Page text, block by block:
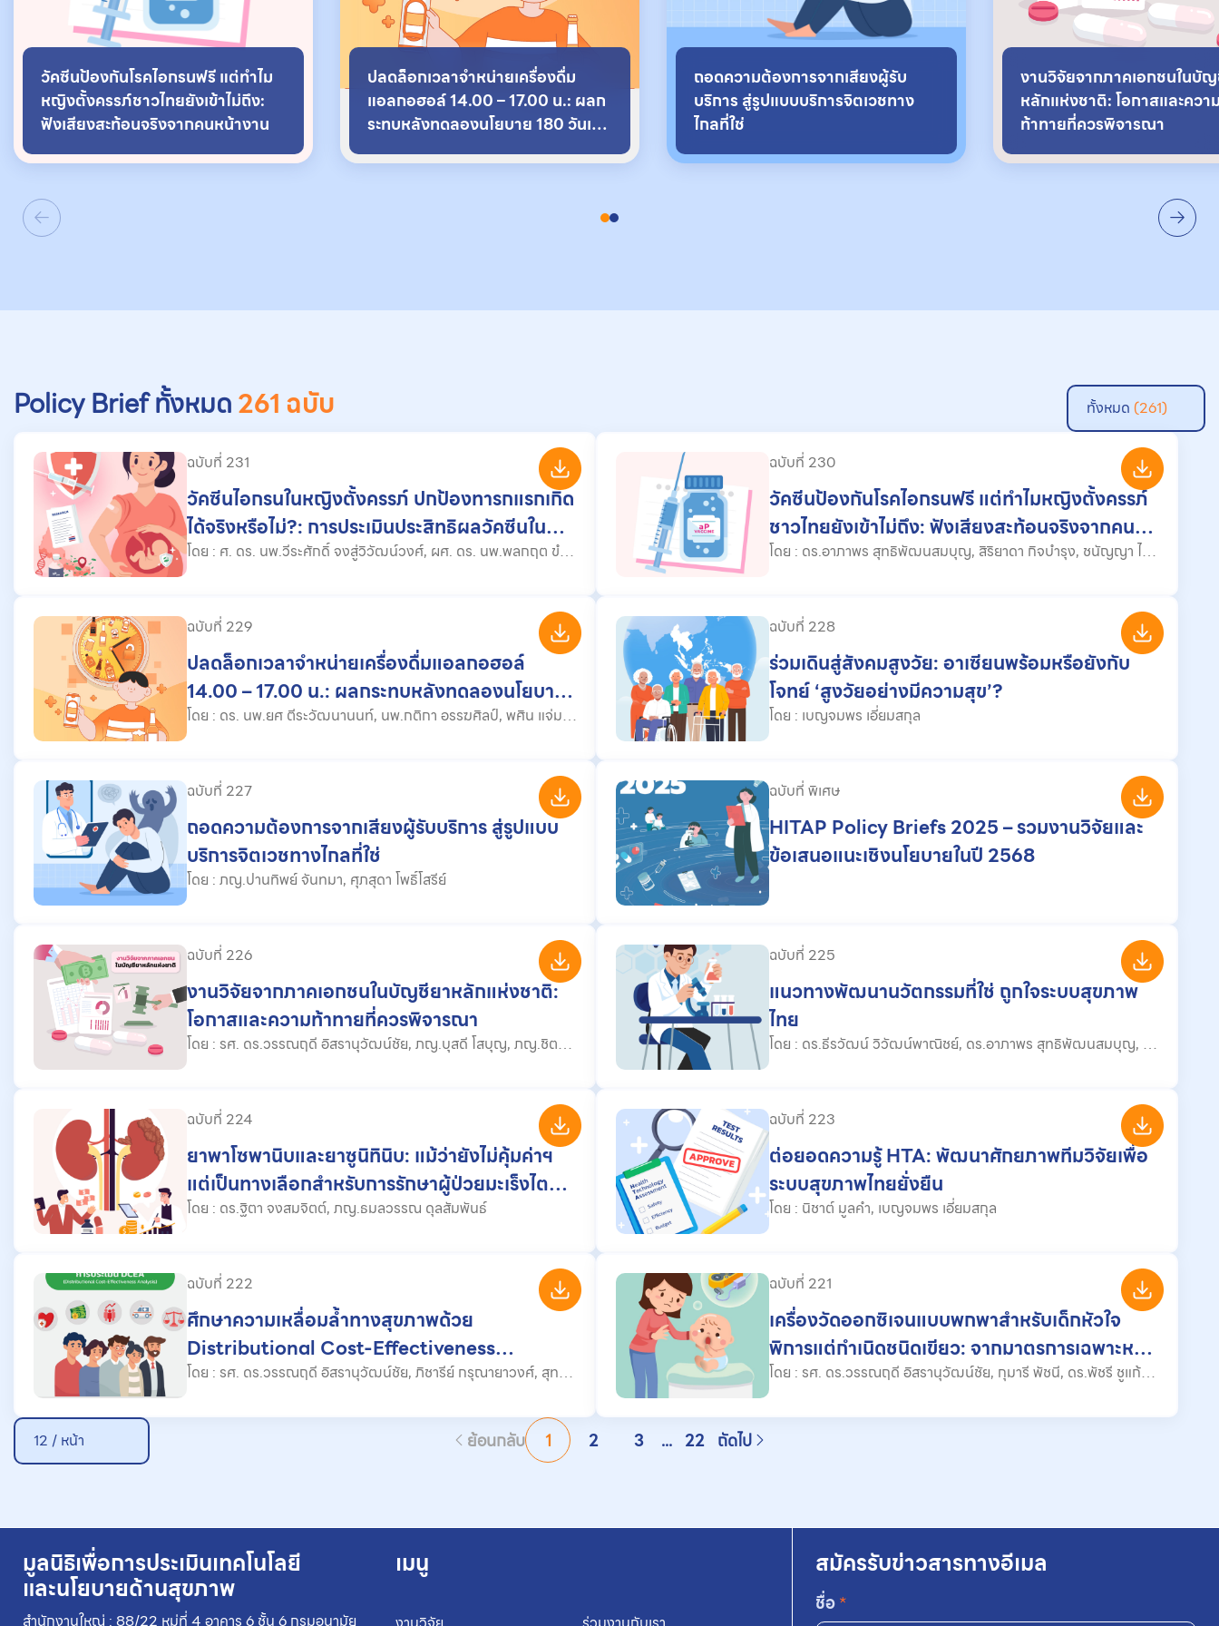
วัคซีนป้องกันโรคไอกรนฟรี แต่ทําไม
หญิงตั้งครรภ์ชาวไทยยังเข้าไม่ถึง:
ฟังเสียงสะท้อนจริงจากคนหน้างาน
ปลดล็อกเวลาจำหน่ายเครื่องดื่ม
แอลกอฮอล์ 14.00 – 17.00 น.: ผลก
ระทบหลังทดลองนโยบาย 180 วันเป็น
อย่างไร?
ถอดความต้องการจากเสียงผู้รับ
บริการ สู่รูปแบบบริการจิตเวชทาง
ไกลที่ใช่
งานวิจัยจากภาคเอกชนในบั
หลักแห่งชาติ: โอกาสและควา
ท้าทายที่ควรพิจารณา
Policy Brief ทั้งหมด261 ฉบับ ทั้งหมด (261)
ฉบับที่ 231
วัคซีนไอกรนในหญิงตั้งครรภ์ ปกป้องทารกแรกเกิด
ได้จริงหรือไม่?: การประเมินประสิทธิผลวัคซีนใน
สถานการณ์ระบาดจริง
โดย : ศ. ดร. นพ.วีระศักดิ์ จงสู่วิวัฒน์วงศ์, ผศ. ดร. นพ.พลกฤต ขํา
ฉบับที่ 230
วัคซีนป้องกันโรคไอกรนฟรี แต่ทําไมหญิงตั้งครรภ์
ชาวไทยยังเข้าไม่ถึง: ฟังเสียงสะท้อนจริงจากคน
หน้างาน
โดย : ดร.อาภาพร สุทธิพัฒนสมบุญ, สิริยาดา กิจบำรุง, ชนัญญา ไพร
ฉบับที่ 229
ปลดล็อกเวลาจำหน่ายเครื่องดื่มแอลกอฮอล์
14.00 – 17.00 น.: ผลกระทบหลังทดลองนโยบาย
180 วันเป็นอย่างไร?
โดย : ดร. นพ.ยศ ตีระวัฒนานนท์, นพ.กติกา อรรฆศิลป์, พศิน แจ่ม
ฉบับที่ 228
ร่วมเดินสู่สังคมสูงวัย: อาเซียนพร้อมหรือยังกับ
โจทย์ ‘สูงวัยอย่างมีความสุข’?
โดย : เบญจมพร เอี่ยมสกุล
ฉบับที่ 227
ถอดความต้องการจากเสียงผู้รับบริการ สู่รูปแบบ
บริการจิตเวชทางไกลที่ใช่
โดย : ภญ.ปานทิพย์ จันทมา, ศุภสุดา โพธิ์โสรีย์
ฉบับที่ พิเศษ
HITAP Policy Briefs 2025 – รวมงานวิจัยและ
ข้อเสนอแนะเชิงนโยบายในปี 2568
ฉบับที่ 226
งานวิจัยจากภาคเอกชนในบัญชียาหลักแห่งชาติ:
โอกาสและความท้าทายที่ควรพิจารณา
โดย : รศ. ดร.วรรณฤดี อิสรานุวัฒน์ชัย, ภญ.บุสดี โสบุญ, ภญ.ชิต
ฉบับที่ 225
แนวทางพัฒนานวัตกรรมที่ใช่ ถูกใจระบบสุขภาพ
ไทย
โดย : ดร.ธีรวัฒน์ วิวัฒน์พาณิชย์, ดร.อาภาพร สุทธิพัฒนสมบุญ, สิริ
ยาดา กิจบำรุง
ฉบับที่ 224
ยาพาโซพานิบและยาซูนิทินิบ: แม้ว่ายังไม่คุ้มค่าฯ
แต่เป็นทางเลือกสำหรับการรักษาผู้ป่วยมะเร็งไต
ระยะแพร่กระจายที่ยังไม่เคยได้รับการรักษาด้วยยา
โดย : ดร.ฐิตา จงสมจิตต์, ภญ.ธมลวรรณ ดุลสัมพันธ์
ฉบับที่ 223
ต่อยอดความรู้ HTA: พัฒนาศักยภาพทีมวิจัยเพื่อ
ระบบสุขภาพไทยยั่งยืน
โดย : นิชาต์ มูลคำ, เบญจมพร เอี่ยมสกุล
ฉบับที่ 222
ศึกษาความเหลื่อมล้ำทางสุขภาพด้วย
Distributional Cost-Effectiveness
Analysis (DCEA): ย้อนเวลาส่องผลกระทบความ
โดย : รศ. ดร.วรรณฤดี อิสรานุวัฒน์ชัย, ภิชารีย์ กรุณายาวงศ์, สุทธ
ฉบับที่ 221
เครื่องวัดออกซิเจนแบบพกพาสำหรับเด็กหัวใจ
พิการแต่กำเนิดชนิดเขียว: จากมาตรการเฉพาะหน้า
สู่การแก้ปัญหาระบบบริการสุขภาพ
โดย : รศ. ดร.วรรณฤดี อิสรานุวัฒน์ชัย, กุมารี พัชนี, ดร.พัชรี ชูแก้ว,
12 / หน้า ย้อนกลับ 1 2 3 ... 22 ถัดไป
มูลนิธิเพื่อการประเมินเทคโนโลยี
และนโยบายด้านสุขภาพ
สำนักงานใหญ่ : 88/22 หมู่ที่ 4 อาคาร 6 ชั้น 6 กรมอนามัย
เมนู สมัครรับข่าวสารทางอีเมล
ชื่อ*